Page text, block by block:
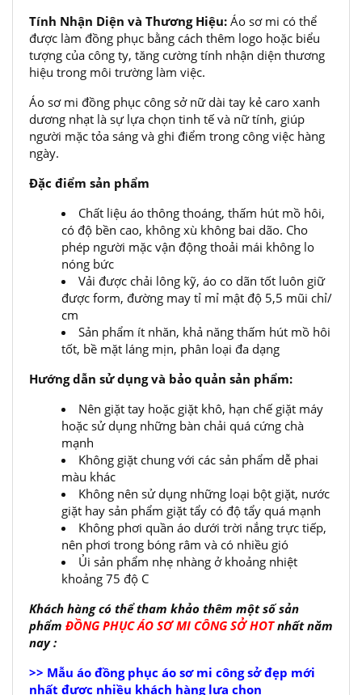
Tính Nhận Diện và Thương Hiệu: Áo sơ mi có thể
được làm đồng phục bằng cách thêm logo hoặc biểu
tượng của công ty, tăng cường tính nhận diện thương
hiệu trong môi trường làm việc.
Áo sơ mi đồng phục công sở nữ dài tay kẻ caro xanh
dương nhạt là sự lựa chọn tinh tế và nữ tính, giúp
người mặc tỏa sáng và ghi điểm trong công việc hàng
ngày.
Đặc điểm sản phẩm
Chất liệu áo thông thoáng, thấm hút mồ hôi,
có độ bền cao, không xù không bai dão. Cho
phép người mặc vận động thoải mái không lo
nóng bức
Vải được chải lông kỹ, áo co dãn tốt luôn giữ
được form, đường may tỉ mỉ mật độ 5,5 mũi chỉ/
cm
Sản phẩm ít nhăn, khả năng thấm hút mồ hôi
tốt, bề mặt láng mịn, phân loại đa dạng
Hướng dẫn sử dụng và bảo quản sản phẩm:
Nên giặt tay hoặc giặt khô, hạn chế giặt máy
hoặc sử dụng những bàn chải quá cứng chà
mạnh
Không giặt chung với các sản phẩm dễ phai
màu khác
Không nên sử dụng những loại bột giặt, nước
giặt hay sản phẩm giặt tẩy có độ tẩy quá mạnh
Không phơi quần áo dưới trời nắng trực tiếp,
nên phơi trong bóng râm và có nhiều gió
Ủi sản phẩm nhẹ nhàng ở khoảng nhiệt
khoảng 75 độ C
Khách hàng có thể tham khảo thêm một số sản
phẩm ĐỒNG PHỤC ÁO SƠ MI CÔNG SỞ HOTnhất năm
nay :
>> Mẫu áo đồng phục áo sơ mi công sở đẹp mới
nhất được nhiều khách hàng lựa chọn